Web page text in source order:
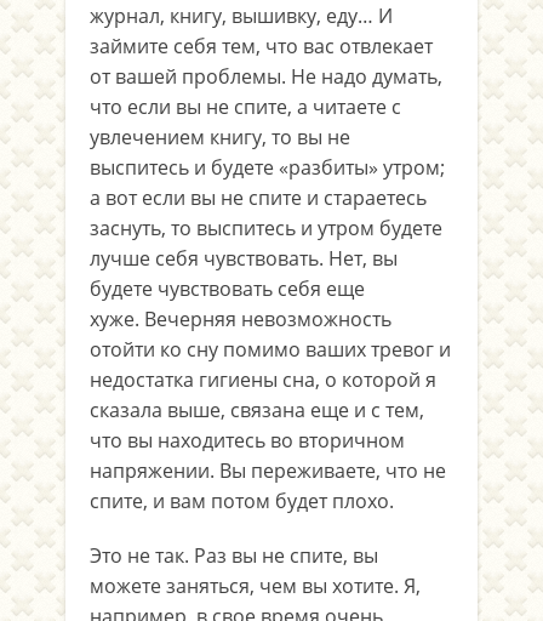
журнал, книгу, вышивку, еду… И
займите себя тем, что вас отвлекает
от вашей проблемы. Не надо думать,
что если вы не спите, а читаете с
увлечением книгу, то вы не
выспитесь и будете «разбиты» утром;
а вот если вы не спите и стараетесь
заснуть, то выспитесь и утром будете
лучше себя чувствовать. Нет, вы
будете чувствовать себя еще
хуже. Вечерняя невозможность
отойти ко сну помимо ваших тревог и
недостатка гигиены сна, о которой я
сказала выше, связана еще и с тем,
что вы находитесь во вторичном
напряжении. Вы переживаете, что не
спите, и вам потом будет плохо.
Это не так. Раз вы не спите, вы
можете заняться, чем вы хотите. Я,